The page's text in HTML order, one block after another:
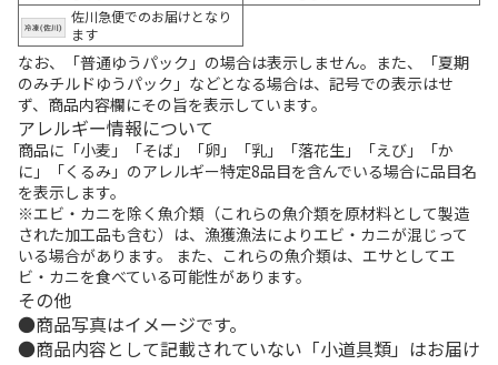
佐川急便でのお届けとなり
ます
なお、「普通ゆうパック」の場合は表示しません。また、「夏期
のみチルドゆうパック」などとなる場合は、記号での表示はせ
ず、商品内容欄にその旨を表示しています。
アレルギー情報について
商品に「小麦」「そば」「卵」「乳」「落花生」「えび」「か
に」「くるみ」のアレルギー特定8品目を含んでいる場合に品目名
を表示します。
※エビ・カニを除く魚介類（これらの魚介類を原材料として製造
された加工品も含む）は、漁獲漁法によりエビ・カニが混じって
いる場合があります。 また、これらの魚介類は、エサとしてエ
ビ・カニを食べている可能性があります。
その他
商品写真はイメージです。
商品内容として記載されていない「小道具類」はお届け